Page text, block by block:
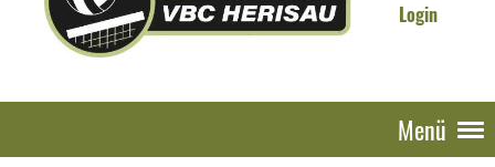
Login
Menü